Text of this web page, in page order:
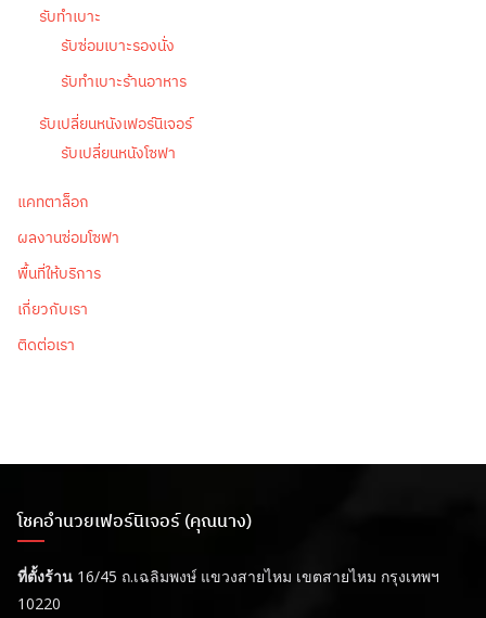
รับทำเบาะ
รับซ่อมเบาะรองนั่ง
รับทำเบาะร้านอาหาร
รับเปลี่ยนหนังเฟอร์นิเจอร์
รับเปลี่ยนหนังโซฟา
แคทตาล็อก
ผลงานซ่อมโซฟา
พื้นที่ให้บริการ
เกี่ยวกับเรา
ติดต่อเรา
โชคอำนวยเฟอร์นิเจอร์ (คุณนาง)
ที่ตั้งร้าน 16/45 ถ.เฉลิมพงษ์ แขวงสายไหม เขตสายไหม กรุงเทพฯ
10220